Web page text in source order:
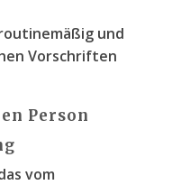
und
Vorschriften
Person
vom